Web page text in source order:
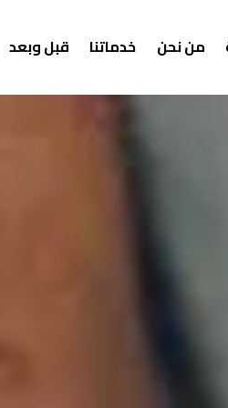
من نحن خدماتنا قبل وبعد